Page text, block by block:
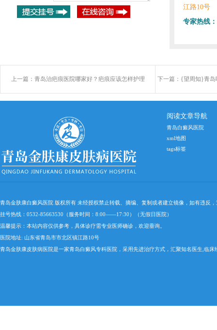
江路10号
专家热线：
上一篇： 青岛治疤痕医院哪家好？疤痕应该怎样护理 下一篇： {望周知}青岛
阅读文章导航
青岛白癜风医院
xml地图
tags标签
青岛金肤康白癜风医院 版权所有 未经授权禁止转载、摘编、复制或者建立镜像，如有违反
挂号热线：0532-85663530（服务时间：8:00——17:30）（无假日医院）
温馨提示：本站内容仅供参考，具体诊疗需专业医师确诊，欢迎垂询。
医院地址: 山东省青岛市市北区镇江路10号
青岛金肤康皮肤病医院是一家青岛白癜风专科医院，采用先进治疗方式，汇聚知名医生,临床